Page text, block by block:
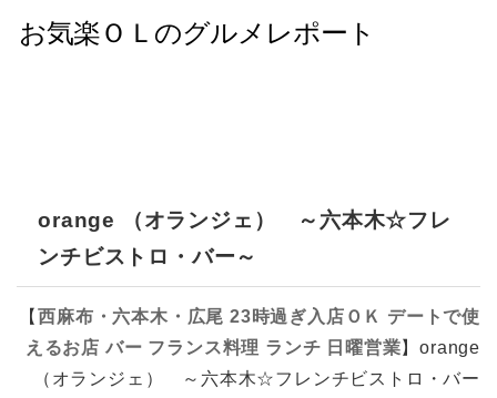
orange （オランジェ） ～六本木☆フレ
ンチビストロ・バー～
【西麻布・六本木・広尾 23時過ぎ入店ＯＫ デートで使
えるお店 バー フランス料理 ランチ 日曜営業】orange
（オランジェ） ～六本木☆フレンチビストロ・バー